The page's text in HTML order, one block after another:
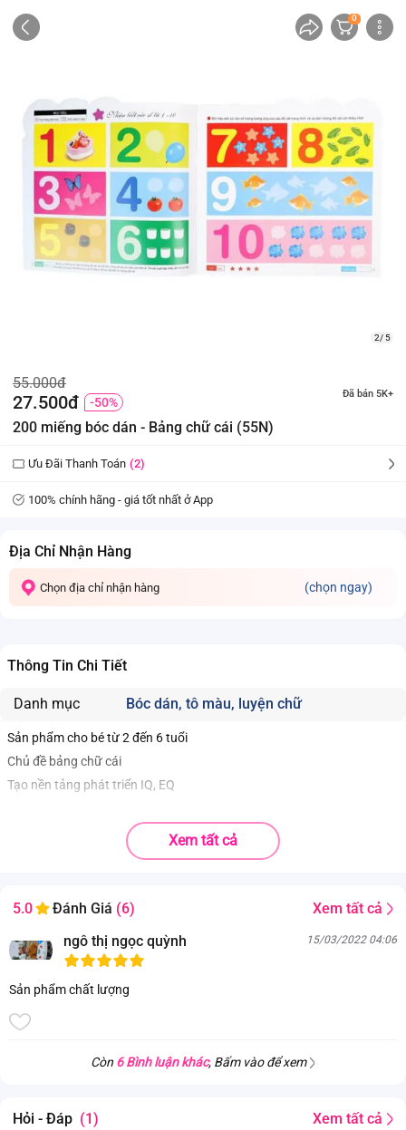
0
2/ 5
55.000đ
27.500đ -50%
Đã bán 5K+
200 miếng bóc dán - Bảng chữ cái (55N)
Ưu Đãi Thanh Toán (2)
100% chính hãng - giá tốt nhất ở App
Địa Chỉ Nhận Hàng
Chọn địa chỉ nhận hàng (chọn ngay)
Thông Tin Chi Tiết
Danh mục Bóc dán, tô màu, luyện chữ
Sản phẩm cho bé từ 2 đến 6 tuổi
Chủ đề bảng chữ cái
Tạo nền tảng phát triển IQ, EQ
Xem tất cả
5.0 Đánh Giá (6)
Xem tất cả
ngô thị ngọc quỳnh
15/03/2022 04:06
Sản phẩm chất lượng
Còn 6 Bình luận khác, Bấm vào để xem
Hỏi - Đáp (1) Xem tất cả